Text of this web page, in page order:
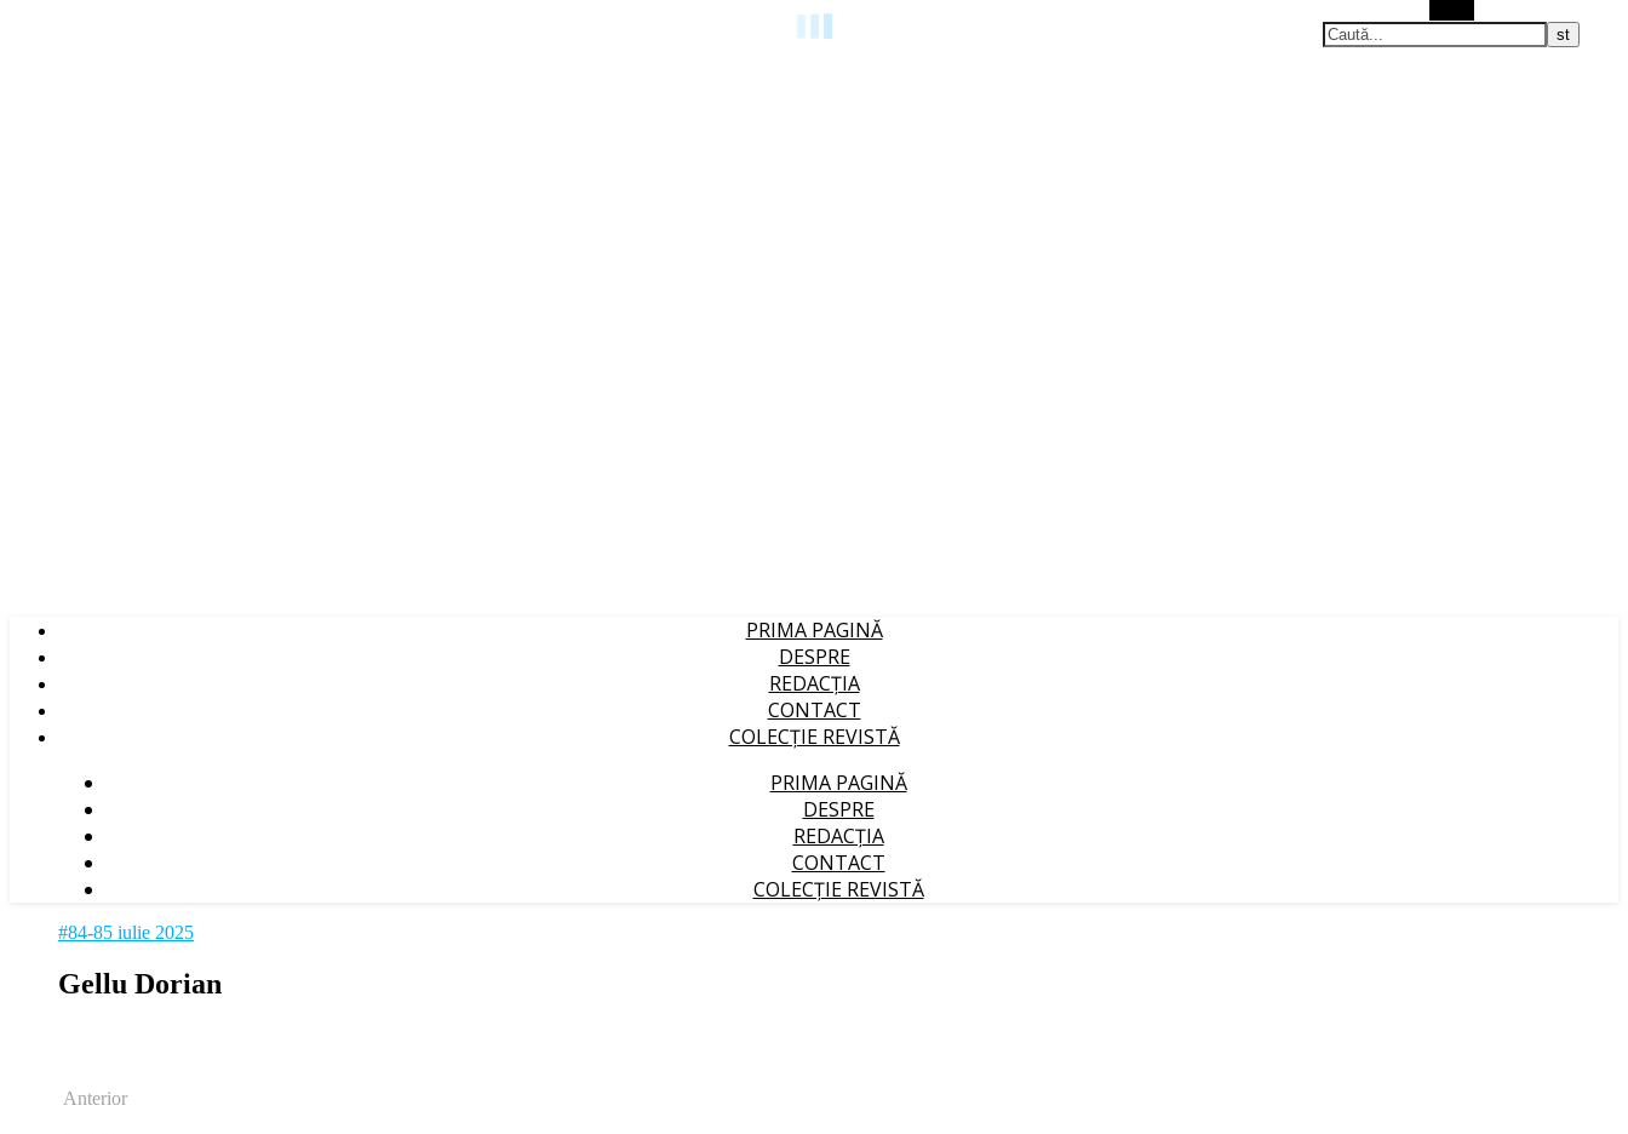
PRIMA PAGINĂ
DESPRE
REDACȚIA
CONTACT
COLECȚIE REVISTĂ
PRIMA PAGINĂ
DESPRE
REDACȚIA
CONTACT
COLECȚIE REVISTĂ
#84-85 iulie 2025
Gellu Dorian
Anterior